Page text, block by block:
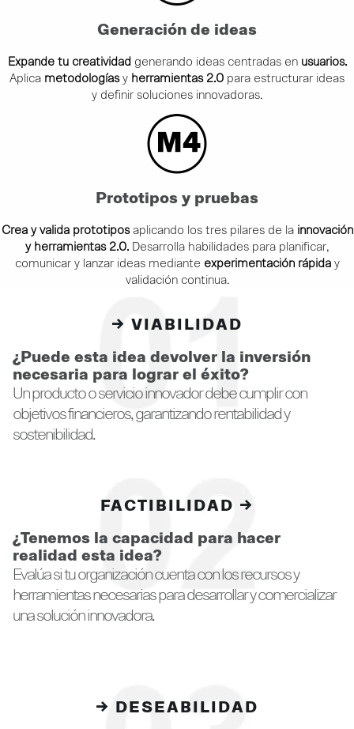
Generación de ideas
Expande tu creatividadgenerando ideas centradas en usuarios.
Aplica metodologíasy herramientas 2.0 para estructurar ideas
y definir soluciones innovadoras.
Prototipos y pruebas
Crea y valida prototiposaplicando los tres pilares de la innovación
y herramientas 2.0. Desarrolla habilidades para planificar,
comunicar y lanzar ideas mediante experimentación rápiday
validación continua.
→ VIABILIDAD
¿Puede esta idea devolver la inversión
necesaria para lograr el éxito?
Un producto o servicio innovador debe cumplir con
objetivos financieros, garantizando rentabilidad y
sostenibilidad.
FACTIBILIDAD →
¿Tenemos la capacidad para hacer
realidad esta idea?
Evalúa si tu organización cuenta con los recursos y
herramientas necesarias para desarrollar y comercializar
una solución innovadora.
→ DESEABILIDAD